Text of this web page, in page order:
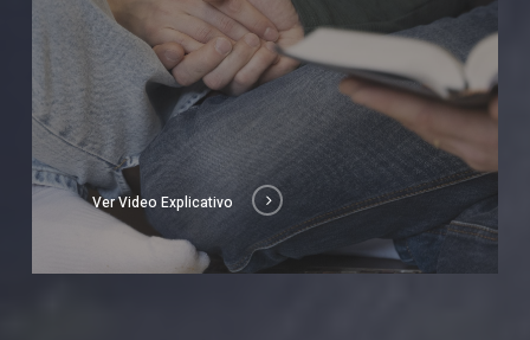
Ver Video Explicativo